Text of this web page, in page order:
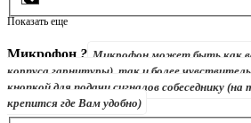
Показать еще
Микрофон ? Микрофон может быть как
корпуса гарнитуры), так и более
кнопкой для подачи сигналов собеседнику (на
крепится где Вам удобно)